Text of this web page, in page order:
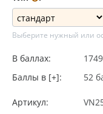
Выберите нужный или
В баллах:
Баллы в [+]:
52
Артикул: